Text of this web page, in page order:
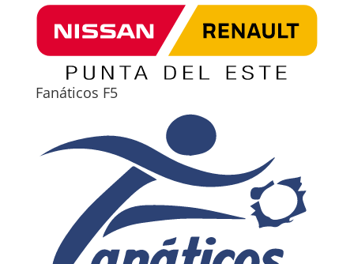
Fanáticos F5